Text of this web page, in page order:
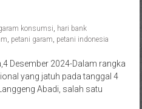
konsumsi, hari bank
, petani garam, petani indonesia
Desember 2024-Dalam rangka
yang jatuh pada tanggal 4
Abadi, salah satu